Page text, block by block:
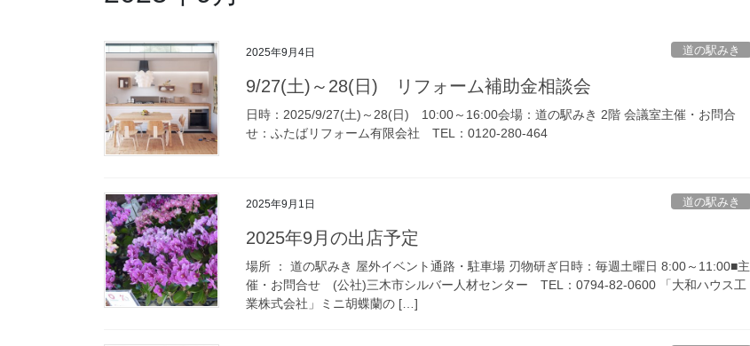
2025年9月4日 道の駅みき
9/27(土)～28(日) リフォーム補助金相談会
日時：2025/9/27(土)～28(日) 10:00～16:00会場：道の駅みき 2階 会議室主催・お問合
せ：ふたばリフォーム有限会社 TEL：0120-280-464
2025年9月1日 道の駅みき
2025年9月の出店予定
場所 ： 道の駅みき 屋外イベント通路・駐車場 刃物研ぎ日時：毎週土曜日 8:00～11:00■主
催・お問合せ (公社)三木市シルバー人材センター TEL：0794-82-0600 「大和ハウス工
業株式会社」ミニ胡蝶蘭の […]